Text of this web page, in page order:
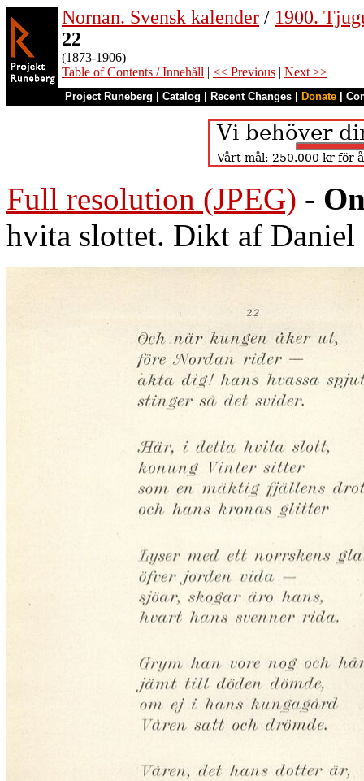
Nornan. Svensk kalender / 1900.
22
(1873-1906)
Table of Contents / Innehåll | << Previous | Next >>
Project Runeberg Catalog Recent Changes Donate
Full resolution (JPEG) -
hvita slottet. Dikt af Daniel